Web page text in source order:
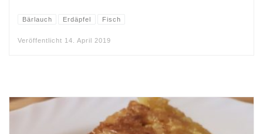
Bärlauch Erdäpfel Fisch
Veröffentlicht 14. April 2019